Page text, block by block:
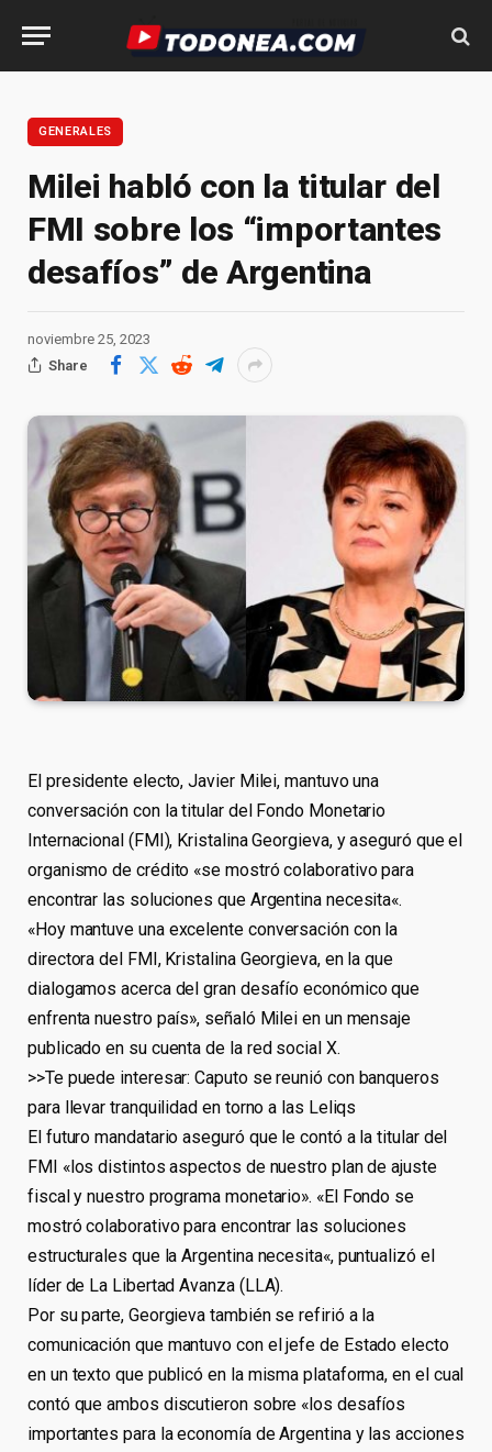
GENERALES
Milei habló con la titular del
FMI sobre los “importantes
desafíos” de Argentina
noviembre 25, 2023
Share
El presidente electo, Javier Milei, mantuvo una
conversación con la titular del Fondo Monetario
Internacional (FMI), Kristalina Georgieva, y aseguró que el
organismo de crédito «se mostró colaborativo para
encontrar las soluciones que Argentina necesita«.
«Hoy mantuve una excelente conversación con la
directora del FMI, Kristalina Georgieva, en la que
dialogamos acerca del gran desafío económico que
enfrenta nuestro país», señaló Milei en un mensaje
publicado en su cuenta de la red social X.
>>Te puede interesar: Caputo se reunió con banqueros
para llevar tranquilidad en torno a las Leliqs
El futuro mandatario aseguró que le contó a la titular del
FMI «los distintos aspectos de nuestro plan de ajuste
fiscal y nuestro programa monetario». «El Fondo se
mostró colaborativo para encontrar las soluciones
estructurales que la Argentina necesita«, puntualizó el
líder de La Libertad Avanza (LLA).
Por su parte, Georgieva también se refirió a la
comunicación que mantuvo con el jefe de Estado electo
en un texto que publicó en la misma plataforma, en el cual
contó que ambos discutieron sobre «los desafíos
importantes para la economía de Argentina y las acciones